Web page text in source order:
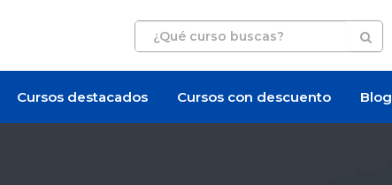
Cursos destacados Cursos con descuento Blog